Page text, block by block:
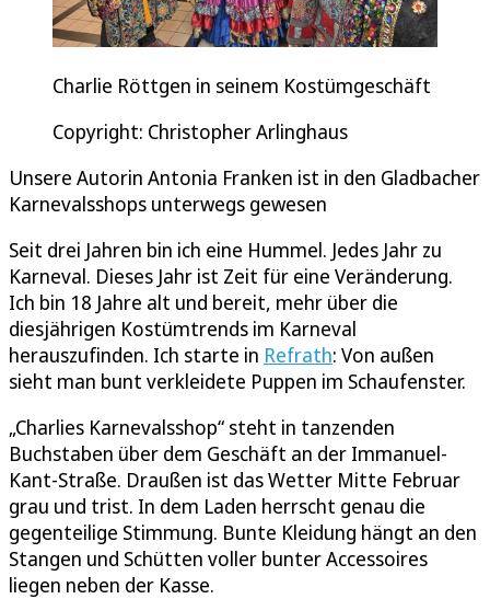
Charlie Röttgen in seinem Kostümgeschäft
Copyright: Christopher Arlinghaus
Unsere Autorin Antonia Franken ist in den Gladbacher
Karnevalsshops unterwegs gewesen
Seit drei Jahren bin ich eine Hummel. Jedes Jahr zu
Karneval. Dieses Jahr ist Zeit für eine Veränderung.
Ich bin 18 Jahre alt und bereit, mehr über die
diesjährigen Kostümtrends im Karneval
herauszufinden. Ich starte in Refrath: Von außen
sieht man bunt verkleidete Puppen im Schaufenster.
„Charlies Karnevalsshop“ steht in tanzenden
Buchstaben über dem Geschäft an der Immanuel-
Kant-Straße. Draußen ist das Wetter Mitte Februar
grau und trist. In dem Laden herrscht genau die
gegenteilige Stimmung. Bunte Kleidung hängt an den
Stangen und Schütten voller bunter Accessoires
liegen neben der Kasse.